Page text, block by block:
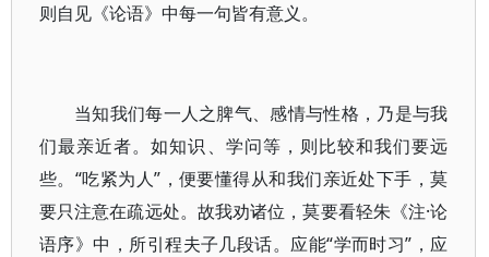
则自见《论语》中每一句皆有意义。
当知我们每一人之脾气、感情与性格，乃是与我
们最亲近者。如知识、学问等，则比较和我们要远
些。“吃紧为人”，便要懂得从和我们亲近处下手，莫
要只注意在疏远处。故我劝诸位，莫要看轻朱《注·论
语序》中，所引程夫子几段话。应能“学而时习”，应